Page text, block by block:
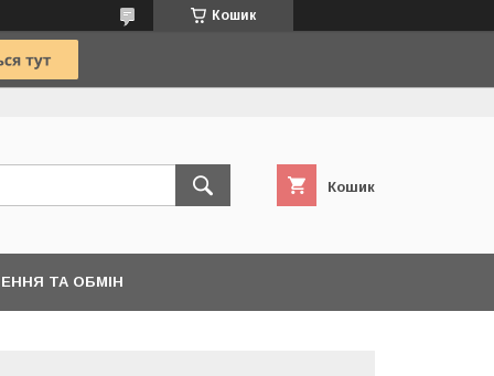
Кошик
Кошик
ТА ОБМІН